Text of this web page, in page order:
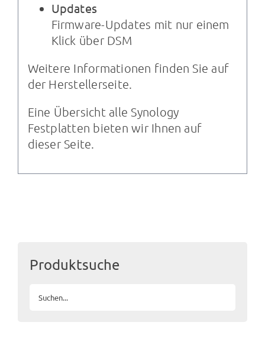
Updates
Firmware-Updates mit nur einem
Klick über DSM
Weitere Informationen finden Sie auf
der Herstellerseite.
Eine Übersicht alle Synology
Festplatten bieten wir Ihnen auf
dieser Seite.
Produktsuche